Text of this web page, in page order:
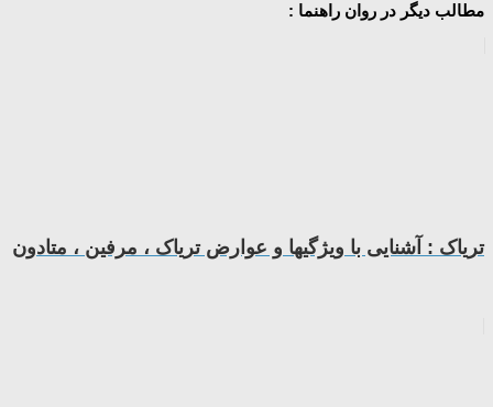
مطالب دیگر در روان راهنما :
تریاک : آشنایی با ویژگیها و عوارض تریاک ، مرفین ، متادون